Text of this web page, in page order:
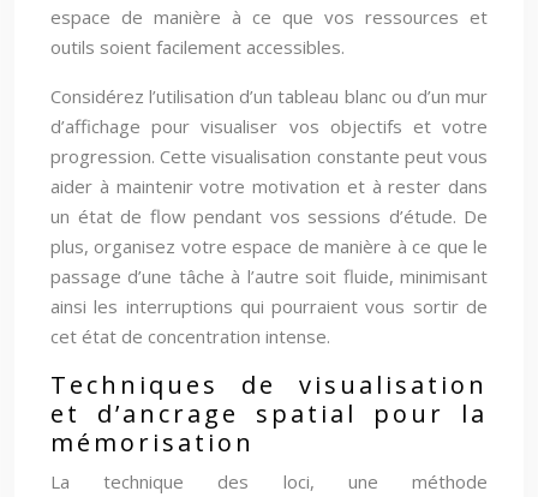
espace de manière à ce que vos ressources et
outils soient facilement accessibles.
Considérez l’utilisation d’un tableau blanc ou d’un mur
d’affichage pour visualiser vos objectifs et votre
progression. Cette visualisation constante peut vous
aider à maintenir votre motivation et à rester dans
un état de flow pendant vos sessions d’étude. De
plus, organisez votre espace de manière à ce que le
passage d’une tâche à l’autre soit fluide, minimisant
ainsi les interruptions qui pourraient vous sortir de
cet état de concentration intense.
Techniques de visualisation
et d’ancrage spatial pour la
mémorisation
La technique des loci, une méthode